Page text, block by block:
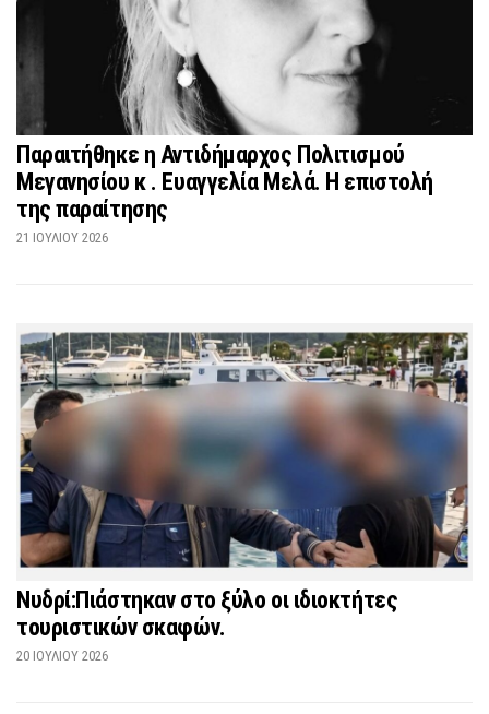
Παραιτήθηκε η Αντιδήμαρχος Πολιτισμού
Μεγανησίου κ . Ευαγγελία Μελά. Η επιστολή
της παραίτησης
21 ΙΟΥΛΊΟΥ 2026
Νυδρί:Πιάστηκαν στο ξύλο οι ιδιοκτήτες
τουριστικών σκαφών.
20 ΙΟΥΛΊΟΥ 2026